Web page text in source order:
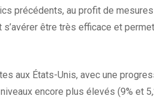
précédents, au profit de
être très efficace et
aux États-Unis, avec une
encore plus élevés (9% et